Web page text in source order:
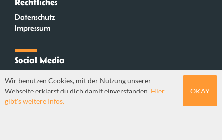
Datenschutz
Impressum
Social Media
Mastodon
Wir benutzen Cookies, mit der Nutzung unserer
Webseite erklärst du dich damit einverstanden. Hier
gibt's weitere Infos.
OKAY